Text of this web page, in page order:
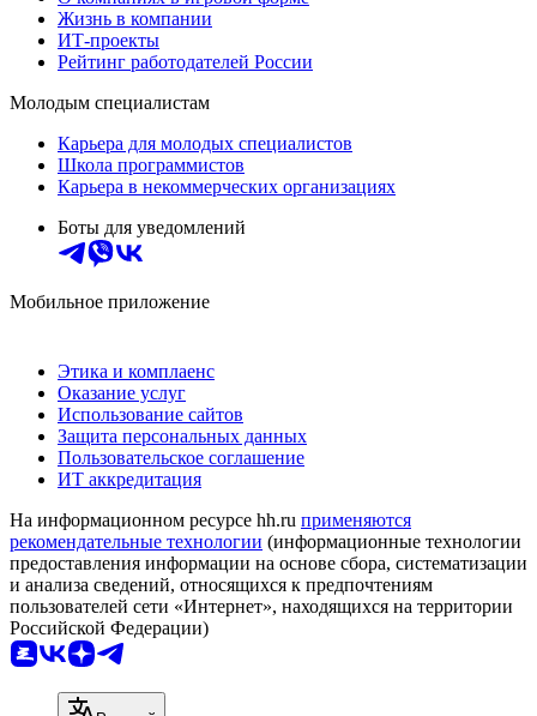
Жизнь в компании
ИТ-проекты
Рейтинг работодателей России
Молодым специалистам
Карьера для молодых специалистов
Школа программистов
Карьера в некоммерческих организациях
Боты для уведомлений
Мобильное приложение
Этика и комплаенс
Оказание услуг
Использование сайтов
Защита персональных данных
Пользовательское соглашение
ИТ аккредитация
На информационном ресурсе hh.ru применяются
рекомендательные технологии (информационные технологии
предоставления информации на основе сбора, систематизации
и анализа сведений, относящихся к предпочтениям
пользователей сети «Интернет», находящихся на территории
Российской Федерации)